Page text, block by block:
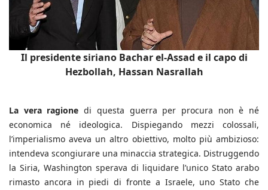
Il presidente siriano Bachar el-Assad e il capo di
Hezbollah, Hassan Nasrallah
La vera ragionedi questa guerra per procura non è né
economica né ideologica. Dispiegando mezzi colossali,
l’imperialismo aveva un altro obiettivo, molto più ambizioso:
intendeva scongiurare una minaccia strategica. Distruggendo
la Siria, Washington sperava di liquidare l’unico Stato arabo
rimasto ancora in piedi di fronte a Israele, uno Stato che